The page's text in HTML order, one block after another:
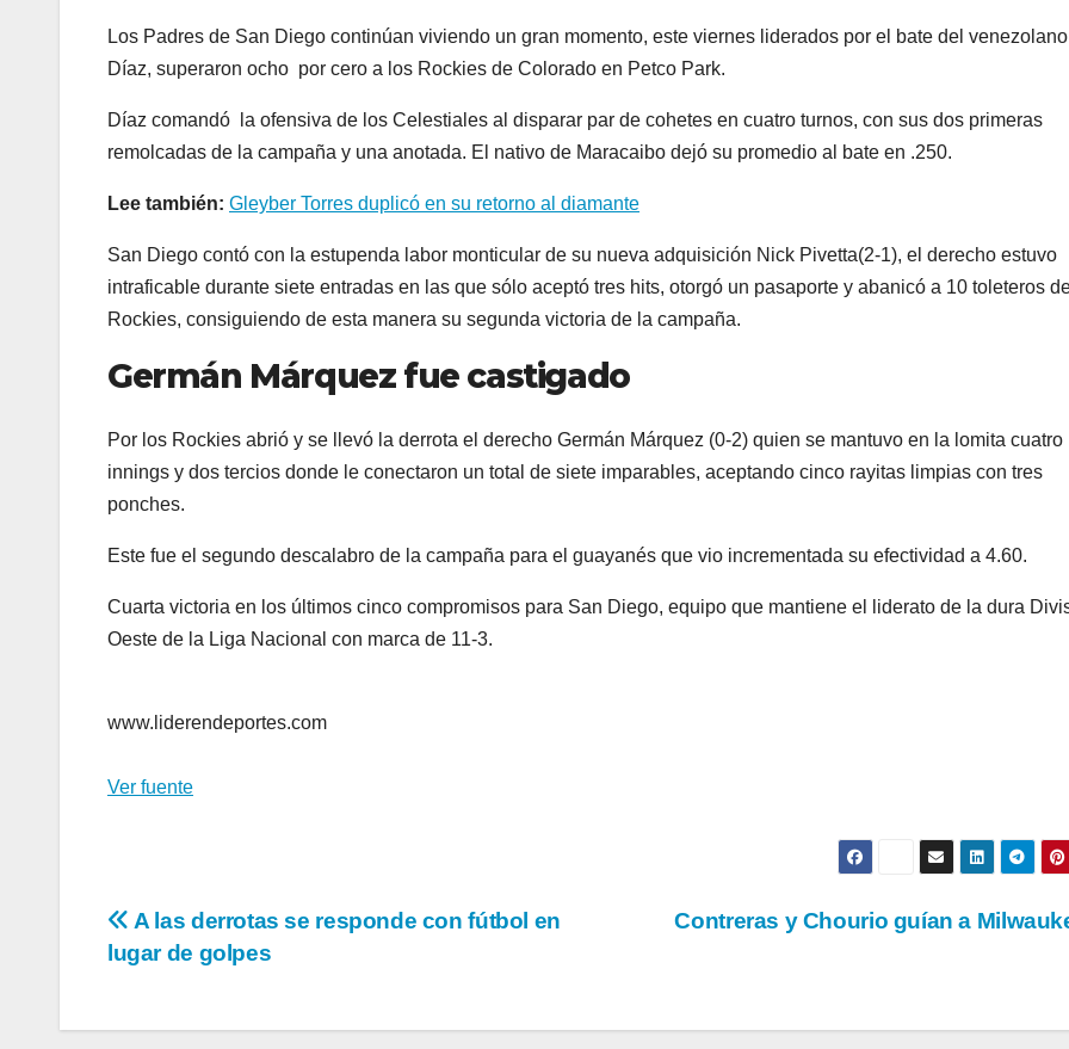
Los Padres de San Diego continúan viviendo un gran momento, este viernes liderados por el bate del
Díaz, superaron ocho por cero a los Rockies de Colorado en Petco Park.
Díaz comandó la ofensiva de los Celestiales al disparar par de cohetes en cuatro turnos, con sus dos primeras
remolcadas de la campaña y una anotada. El nativo de Maracaibo dejó su promedio al bate en .250.
Lee también: Gleyber Torres duplicó en su retorno al diamante
San Diego contó con la estupenda labor monticular de su nueva adquisición Nick Pivetta(2-1), el derecho estuvo
intraficable durante siete entradas en las que sólo aceptó tres hits, otorgó un pasaporte y abanicó a 10 toleteros
Rockies, consiguiendo de esta manera su segunda victoria de la campaña.
Germán Márquez fue castigado
Por los Rockies abrió y se llevó la derrota el derecho Germán Márquez (0-2) quien se mantuvo en la lomita cuatro
innings y dos tercios donde le conectaron un total de siete imparables, aceptando cinco rayitas limpias con tres
ponches.
Este fue el segundo descalabro de la campaña para el guayanés que vio incrementada su efectividad a 4.60.
Cuarta victoria en los últimos cinco compromisos para San Diego, equipo que mantiene el liderato de la dura
Oeste de la Liga Nacional con marca de 11-3.
www.liderendeportes.com
Ver fuente
Navegación
de
entradas
Contreras y Chourio guían a
A las derrotas se responde con fútbol en
lugar de golpes